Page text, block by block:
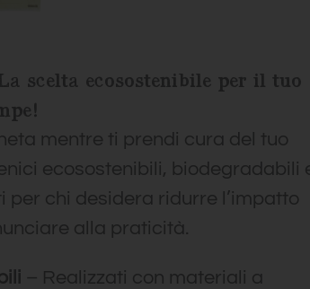
scelta ecosostenibile per il tuo
mentre ti prendi cura del tuo
ecosostenibili, biodegradabili
per chi desidera ridurre l’impatto
alla praticità.
– Realizzati con materiali a